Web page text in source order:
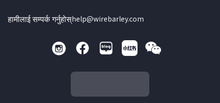
हामीलाई सम्पर्क गर्नुहोस्help@wirebarley.com